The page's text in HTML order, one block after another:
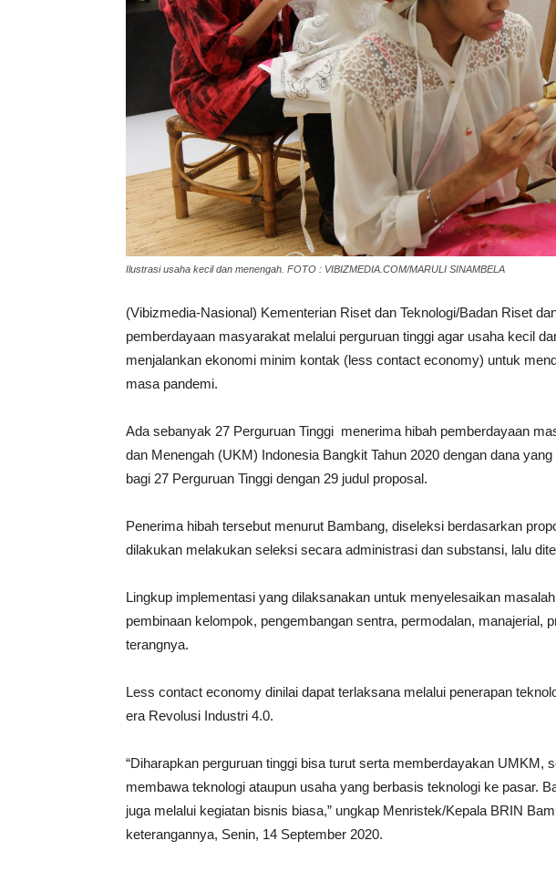
Ilustrasi usaha kecil dan menengah. FOTO : VIBIZMEDIA.COM/MARULI SINAMBELA
(Vibizmedia-Nasional) Kementerian Riset dan Teknologi/Badan Riset
pemberdayaan masyarakat melalui perguruan tinggi agar usaha kecil
menjalankan ekonomi minim kontak (less contact economy) untuk
masa pandemi.
Ada sebanyak 27 Perguruan Tinggi menerima hibah pemberdayaan
dan Menengah (UKM) Indonesia Bangkit Tahun 2020 dengan dana
bagi 27 Perguruan Tinggi dengan 29 judul proposal.
Penerima hibah tersebut menurut Bambang, diseleksi berdasarkan
dilakukan melakukan seleksi secara administrasi dan substansi, lalu
Lingkup implementasi yang dilaksanakan untuk menyelesaikan
pembinaan kelompok, pengembangan sentra, permodalan, manajerial,
terangnya.
Less contact economy dinilai dapat terlaksana melalui penerapan
era Revolusi Industri 4.0.
“Diharapkan perguruan tinggi bisa turut serta memberdayakan UMKM,
membawa teknologi ataupun usaha yang berbasis teknologi ke pasar.
juga melalui kegiatan bisnis biasa,” ungkap Menristek/Kepala BRIN
keterangannya, Senin, 14 September 2020.